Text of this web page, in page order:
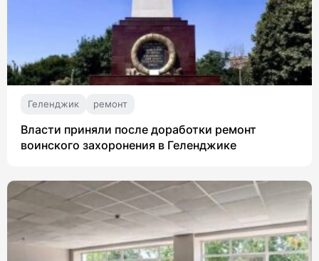
Геленджик ремонт
Власти приняли после доработки ремонт
воинского захоронения в Геленджике